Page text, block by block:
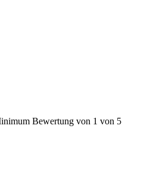
Bewertung von 1 von 5